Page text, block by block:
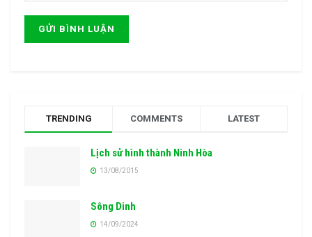
TRENDING COMMENTS LATEST
Lịch sử hình thành Ninh Hòa
13/08/2015
Sông Dinh
14/09/2024